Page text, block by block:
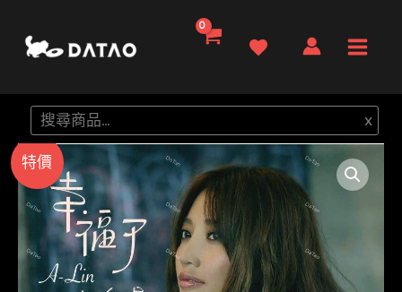
要
容
Menu
搜
尋
x
特價